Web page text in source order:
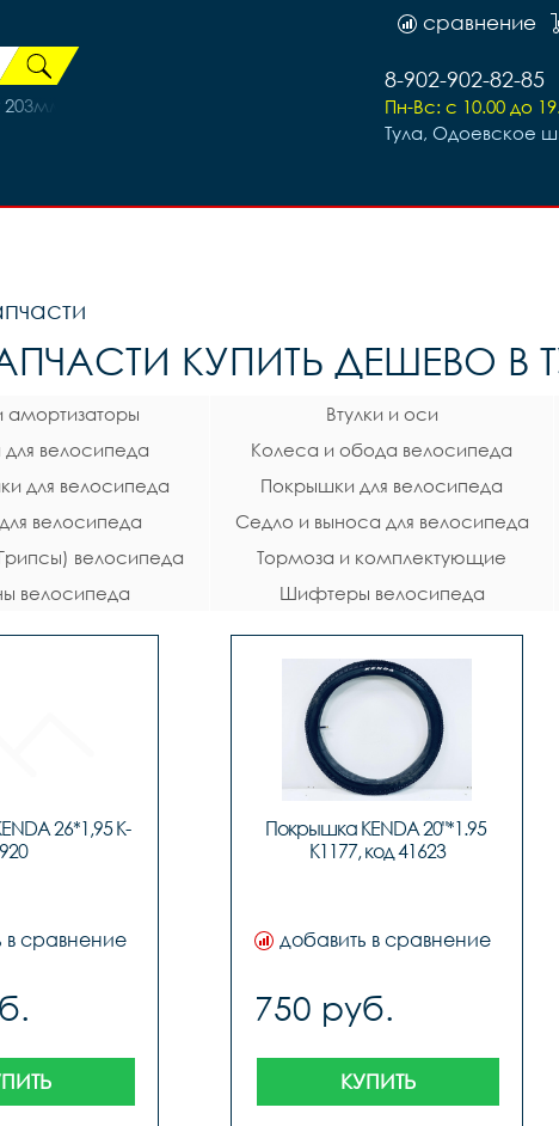
Shimano SM-RT-66
сравнение
8-902-902-82-85
Пн-Вс: с 10.00 до
Тула, Одоевское
КУПИТЬ ДЕШЕВО В
амортизаторы Втулки и оси
велосипеда
Колеса и обода велосипеда
для велосипеда
Покрышки для велосипеда
велосипеда
Седло и выноса для велосипеда
велосипеда
Тормоза и комплектующие
велосипеда
велосипеда
Шифтеры велосипеда
26*1,95 K-
920
в сравнение
Покрышка KENDA 20"*1.95
K1177, код 41623
добавить в сравнение
750 руб.
КУПИТЬ